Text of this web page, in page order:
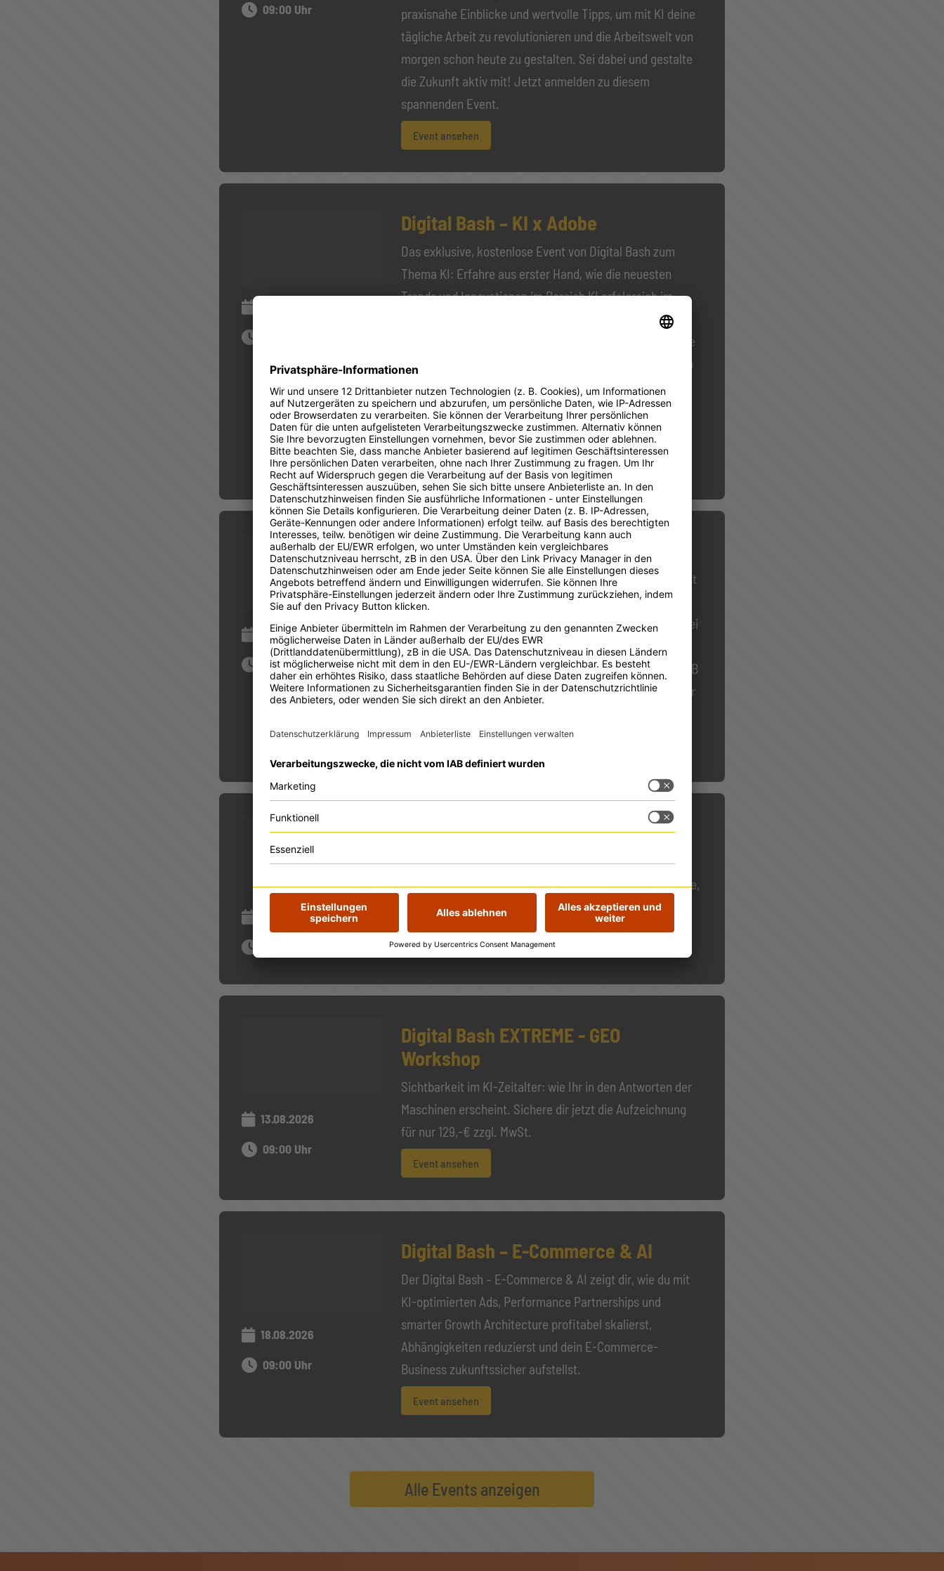
09:00 Uhr
praxisnahe Einblicke und wertvolle Tipps, um mit KI deine
tägliche Arbeit zu revolutionieren und die Arbeitswelt von
morgen schon heute zu gestalten. Sei dabei und gestalte
die Zukunft aktiv mit! Jetzt anmelden zu diesem
spannenden Event.
Event ansehen
Digital Bash – KI x Adobe
Das exklusive, kostenlose Event von Digital Bash zum
Thema KI: Erfahre aus erster Hand, wie die neuesten
Trends und Innovationen im Bereich KI erfolgreich im
praxisnahe Einblicke und wertvolle Tipps, um mit KI deine
tägliche Arbeit zu revolutionieren und die Arbeitswelt von
morgen schon heute zu gestalten. Sei dabei und gestalte
die Zukunft aktiv mit! Jetzt anmelden zu diesem
spannenden Event.
Event ansehen
12.08.2026
09:00 Uhr
Digital Bash - B2B
Beim Digital Bash – B2B ist der Name Programm: Es dreht
sich alles um Geschäftsbeziehungen zwischen
Unternehmen und wie man diese optimieren kann. Hierbei
stehen Themen wie Personalisierung, Customer Journey
und Targeting auf der Agenda. Zusammen mit B2C ist B2B
ein Urgestein des Digital Bash und gilt als Anlaufpunkt für
12.08.2026
Digital Bash EXTREME – Gemini
Google Gemini im Marketing: Dein KI-Boost für Recherche,
Content und Kampagnen
Event ansehen
13.08.2026
09:00 Uhr
Digital Bash EXTREME - GEO
Workshop
Sichtbarkeit im KI-Zeitalter: wie Ihr in den Antworten der
Maschinen erscheint. Sichere dir jetzt die Aufzeichnung
für nur 129,-€ zzgl. MwSt.
Event ansehen
18.08.2026
09:00 Uhr
Digital Bash – E-Commerce & AI
Der Digital Bash – E-Commerce & AI zeigt dir, wie du mit
KI-optimierten Ads, Performance Partnerships und
smarter Growth Architecture profitabel skalierst,
Abhängigkeiten reduzierst und dein E-Commerce-
Business zukunftssicher aufstellst.
Event ansehen
Alle Events anzeigen